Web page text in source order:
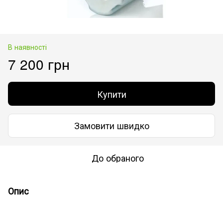
В наявності
7 200 грн
Купити
Замовити швидко
До обраного
Опис